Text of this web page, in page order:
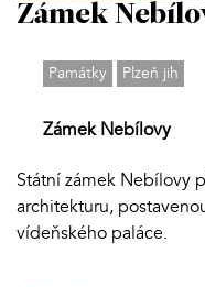
Zámek
Památky Plzeň jih
Zámek Nebílovy
Státní zámek Nebílovy
architekturu,
vídeňského paláce.